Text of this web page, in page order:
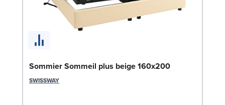
Sommier Sommeil plus beige 160x200
SWISSWAY